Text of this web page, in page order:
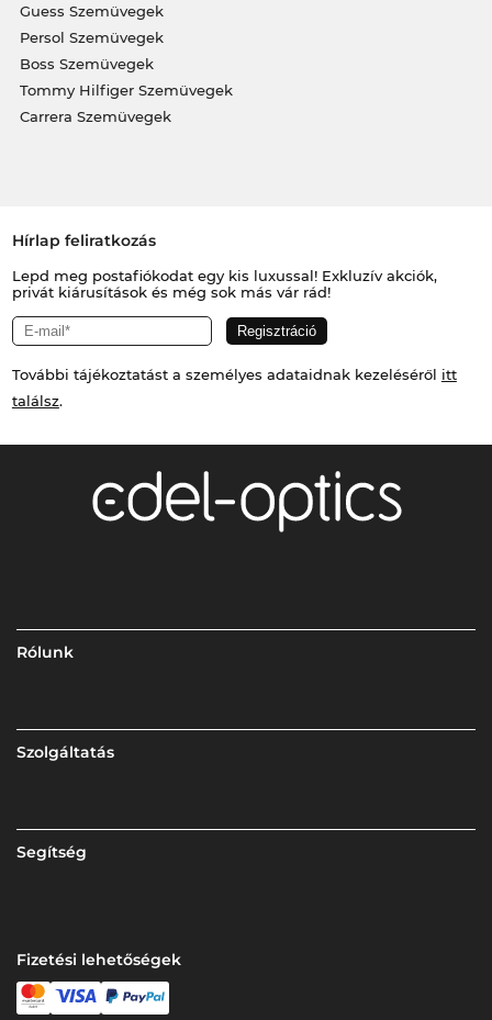
Guess Szemüvegek
Persol Szemüvegek
Boss Szemüvegek
Tommy Hilfiger Szemüvegek
Carrera Szemüvegek
Hírlap feliratkozás
Lepd meg postafiókodat egy kis luxussal! Exkluzív akciók,
privát kiárusítások és még sok más vár rád!
További tájékoztatást a személyes adataidnak kezeléséről itt
találsz.
Rólunk
Szolgáltatás
Segítség
Fizetési lehetőségek